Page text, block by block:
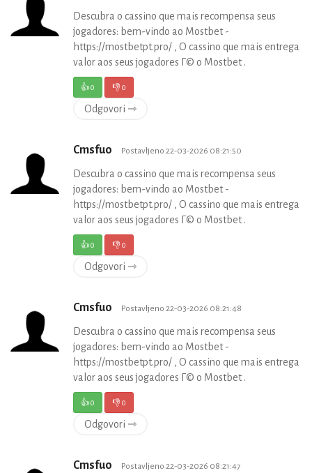
Descubra o cassino que mais recompensa seus
jogadores: bem-vindo ao Mostbet -
https://mostbetpt.pro/ , O cassino que mais entrega
valor aos seus jogadores Г© o Mostbet .
👍0 👎0
Odgovori ⇾
Cmsfuo Postavljeno 22-03-2026 08:21:50
Descubra o cassino que mais recompensa seus
jogadores: bem-vindo ao Mostbet -
https://mostbetpt.pro/ , O cassino que mais entrega
valor aos seus jogadores Г© o Mostbet .
👍0 👎0
Odgovori ⇾
Cmsfuo Postavljeno 22-03-2026 08:21:48
Descubra o cassino que mais recompensa seus
jogadores: bem-vindo ao Mostbet -
https://mostbetpt.pro/ , O cassino que mais entrega
valor aos seus jogadores Г© o Mostbet .
👍0 👎0
Odgovori ⇾
Cmsfuo Postavljeno 22-03-2026 08:21:47